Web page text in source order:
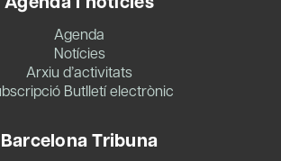
Agenda
Notícies
Arxiu d’activitats
Butlletí electrònic
Barcelona Tribuna